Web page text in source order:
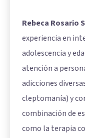
Rebeca Rosario
experiencia en
adolescencia y
atención a
adicciones
cleptomanía) y
combinación de
como la terapia